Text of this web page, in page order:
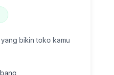
bikin toko kamu